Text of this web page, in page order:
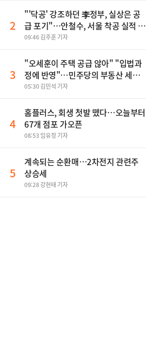
2
"'닥공' 강조하던 李정부, 실상은 공
급 포기"…안철수, 서울 착공 실적 미
달 비판
09:46 김주훈 기자
3
"오세훈이 주택 공급 않아" "입법과
정에 반영"…민주당의 부동산 세제
개편 해법은
05:30 김민석 기자
4
홈플러스, 회생 첫발 뗐다…오늘부터
67개 점포 가오픈
08:53 임유정 기자
5
계속되는 순환매…2차전지 관련주
상승세
09:28 강현태 기자